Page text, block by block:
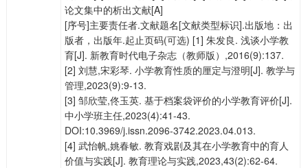
论文集中的析出文献[A]
[序号]主要责任者.文献题名[文献类型标识].出版地：出
版者，出版年.起止页码(可选) [1] 朱发良. 浅谈小学教
育[J]. 新教育时代电子杂志（教师版）,2016(9):137.
[2] 刘慧,宋彩琴. 小学教育性质的厘定与澄明[J]. 教学与
管理,2023(9):9-13.
[3] 邹欣莹,佟玉英. 基于档案袋评价的小学教育评价[J].
中小学班主任,2023(4):41-43.
DOI:10.3969/j.issn.2096-3742.2023.04.013.
[4] 武怡帆,姚春敏. 教育戏剧及其在小学教育中的育人
价值与实践[J]. 教育理论与实践,2023,43(2):62-64.